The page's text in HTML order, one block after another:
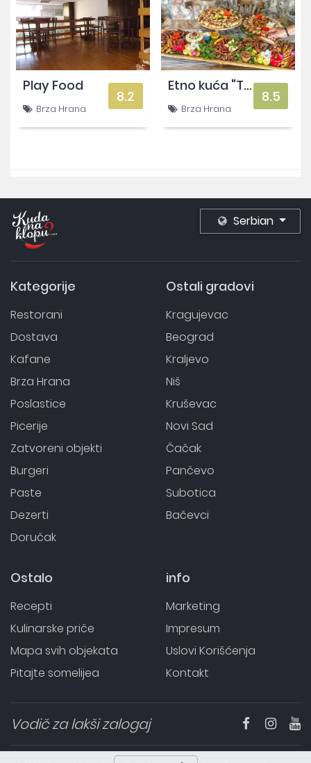
Play Food
Brza Hrana
8.2
Etno kuća "Točak"
Brza Hrana
8.5
Serbian
Kategorije
Restorani
Dostava
Kafane
Brza Hrana
Poslastice
Picerije
Zatvoreni objekti
Burgeri
Paste
Dezerti
Doručak
Ostali gradovi
Kragujevac
Beograd
Kraljevo
Niš
Kruševac
Novi Sad
Čačak
Pančevo
Subotica
Bačevci
Ostalo
Recepti
Kulinarske priče
Mapa svih objekata
Pitajte somelijea
info
Marketing
Impresum
Uslovi Korišćenja
Kontakt
Vodič za lakši zalogaj